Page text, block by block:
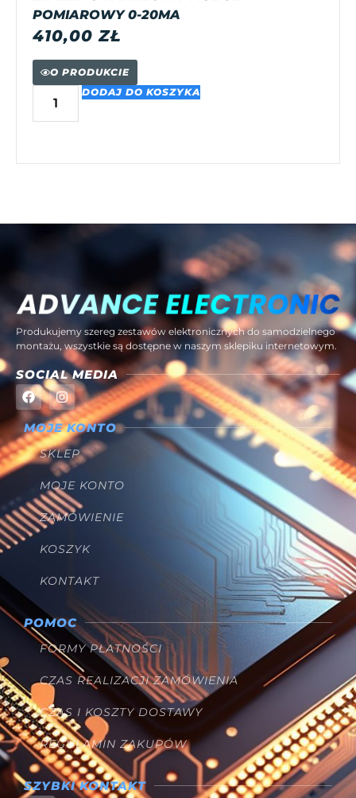
POMIAROWY 0-20MA
410,00ZŁ
O PRODUKCIE
DODAJ DO KOSZYKA
Produkujemy szereg zestawów elektronicznych do samodzielnego
montażu, wszystkie są dostępne w naszym sklepiku internetowym.
SOCIAL MEDIA
MOJE KONTO
SKLEP
MOJE KONTO
ZAMÓWIENIE
KOSZYK
KONTAKT
POMOC
FORMY PŁATNOŚCI
CZAS REALIZACJI ZAMÓWIENIA
CZAS I KOSZTY DOSTAWY
REGULAMIN ZAKUPÓW
SZYBKI KONTAKT